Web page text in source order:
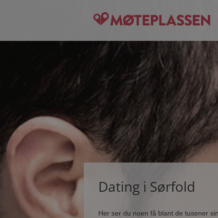
Dating i Sørfold
Her ser du noen få blant de tusener